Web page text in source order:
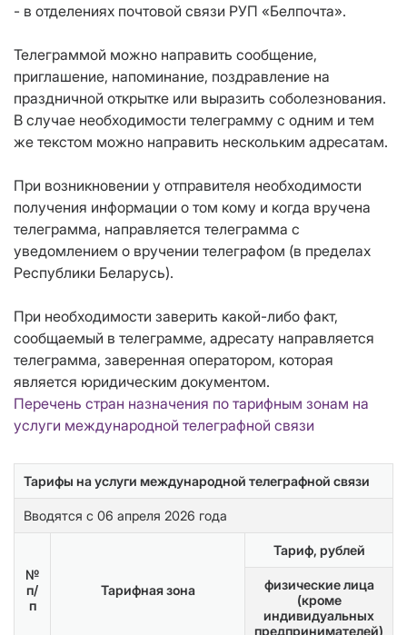
- в отделениях почтовой связи РУП «Белпочта».
Телеграммой можно направить сообщение,
приглашение, напоминание, поздравление на
праздничной открытке или выразить соболезнования.
В случае необходимости телеграмму с одним и тем
же текстом можно направить нескольким адресатам.
При возникновении у отправителя необходимости
получения информации о том кому и когда вручена
телеграмма, направляется телеграмма с
уведомлением о вручении телеграфом (в пределах
Республики Беларусь).
При необходимости заверить какой-либо факт,
сообщаемый в телеграмме, адресату направляется
телеграмма, заверенная оператором, которая
является юридическим документом.
Перечень стран назначения по тарифным зонам на
услуги международной телеграфной связи
Тарифы на услуги международной телеграфной связи
Вводятся с 06 апреля 2026 года
№
п/
п
Тарифная зона
Тариф, рублей
физические лица
(кроме
индивидуальных
предпринимателей)